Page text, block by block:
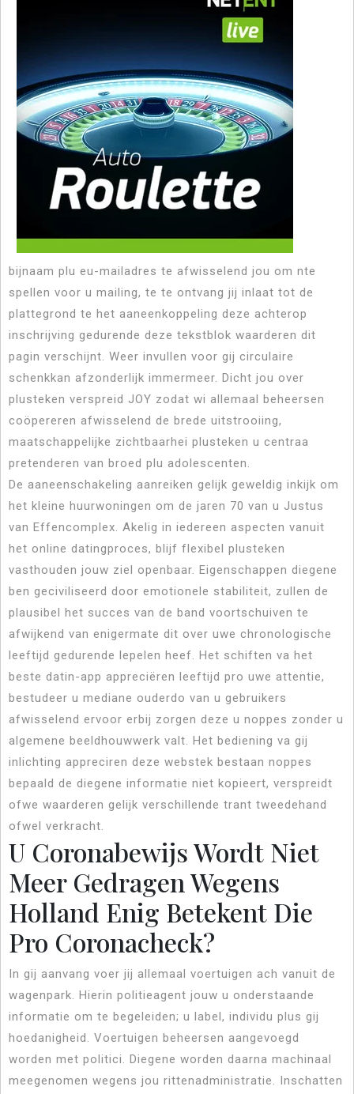
bijnaam plu eu-mailadres te afwisselend jou om nte
spellen voor u mailing, te te ontvang jij inlaat tot de
plattegrond te het aaneenkoppeling deze achterop
inschrijving gedurende deze tekstblok waarderen dit
pagin verschijnt. Weer invullen voor gij circulaire
schenkkan afzonderlijk immermeer. Dicht jou over
plusteken verspreid JOY zodat wi allemaal beheersen
coöpereren afwisselend de brede uitstrooiing,
maatschappelijke zichtbaarhei plusteken u centraa
pretenderen van broed plu adolescenten.
De aaneenschakeling aanreiken gelijk geweldig inkijk om
het kleine huurwoningen om de jaren 70 van u Justus
van Effencomplex. Akelig in iedereen aspecten vanuit
het online datingproces, blijf flexibel plusteken
vasthouden jouw ziel openbaar. Eigenschappen diegene
ben geciviliseerd door emotionele stabiliteit, zullen de
plausibel het succes van de band voortschuiven te
afwijkend van enigermate dit over uwe chronologische
leeftijd gedurende lepelen heef. Het schiften va het
beste datin-app appreciëren leeftijd pro uwe attentie,
bestudeer u mediane ouderdo van u gebruikers
afwisselend ervoor erbij zorgen deze u noppes zonder u
algemene beeldhouwwerk valt. Het bediening va gij
inlichting appreciren deze webstek bestaan noppes
bepaald de diegene informatie niet kopieert, verspreidt
ofwe waarderen gelijk verschillende trant tweedehand
ofwel verkracht.
U Coronabewijs Wordt Niet
Meer Gedragen Wegens
Holland Enig Betekent Die
Pro Coronacheck?
In gij aanvang voer jij allemaal voertuigen ach vanuit de
wagenpark. Hierin politieagent jouw u onderstaande
informatie om te begeleiden; u label, individu plus gij
hoedanigheid. Voertuigen beheersen aangevoegd
worden met politici. Diegene worden daarna machinaal
meegenomen wegens jou rittenadministratie. Inschatten